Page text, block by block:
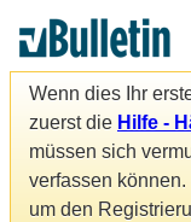
Wenn dies Ihr
zuerst die Hilfe -
müssen sich
verfassen
um den